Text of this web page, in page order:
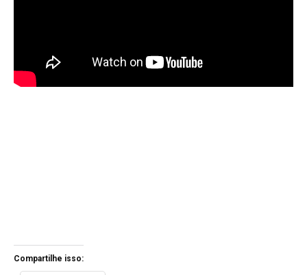
Compartilhe isso: